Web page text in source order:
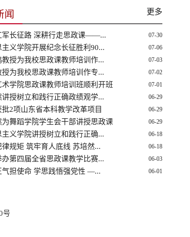
闻 更多
军长征路 深耕行走思政课——... 07-30
义学院开展纪念长征胜利90... 07-06
授为我校思政课教师培训作... 07-03
为我校思政课教师培训作专... 07-02
术学院思政课教师培训班顺利开班 07-01
授树立和践行正确政绩观学... 06-29
2项山东省本科教学改革项目 06-29
为舞蹈学院学生会干部讲授思政课 06-29
义学院讲授树立和践行正确... 06-18
规矩 筑牢育人底线 苏培然... 06-18
第四届全省思政课教学比赛... 06-03
气担使命 学思践悟强党性 —... 06-01
号